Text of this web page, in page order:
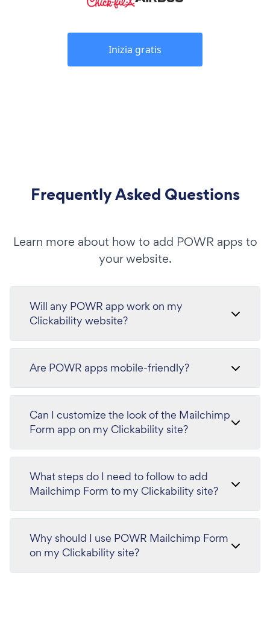
Inizia gratis
Frequently Asked Questions
Learn more about how to add POWR apps to
your website.
Will any POWR app work on my
Clickability website?
Are POWR apps mobile-friendly?
Can I customize the look of the Mailchimp
Form app on my Clickability site?
What steps do I need to follow to add
Mailchimp Form to my Clickability site?
Why should I use POWR Mailchimp Form
on my Clickability site?